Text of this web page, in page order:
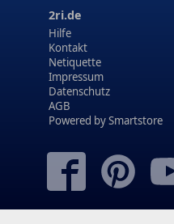
2ri.de
Hilfe
Kontakt
Netiquette
Impressum
Datenschutz
AGB
Powered bySmartstore